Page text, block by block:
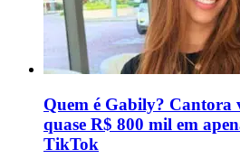
Quem é Gabily?
quase R$ 800 mil em
TikTok